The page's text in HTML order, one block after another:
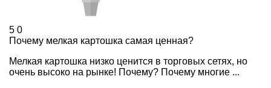
5 0
Почему мелкая картошка самая ценная?
Мелкая картошка низко ценится в торговых сетях, но
очень высоко на рынке! Почему? Почему многие ...